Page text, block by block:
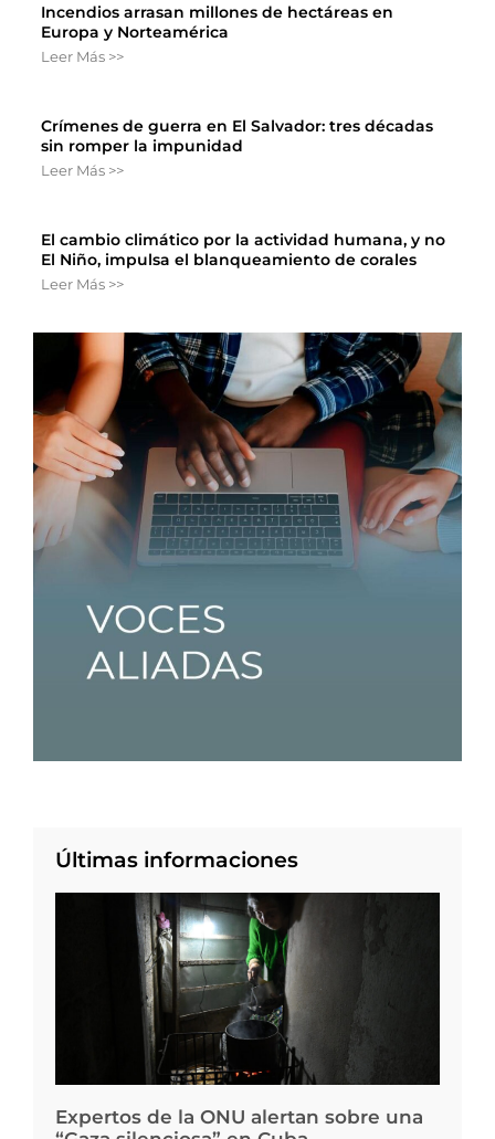
Incendios arrasan millones de hectáreas en
Europa y Norteamérica
Leer Más >>
Crímenes de guerra en El Salvador: tres décadas
sin romper la impunidad
Leer Más >>
El cambio climático por la actividad humana, y no
El Niño, impulsa el blanqueamiento de corales
Leer Más >>
Últimas informaciones
Expertos de la ONU alertan sobre una